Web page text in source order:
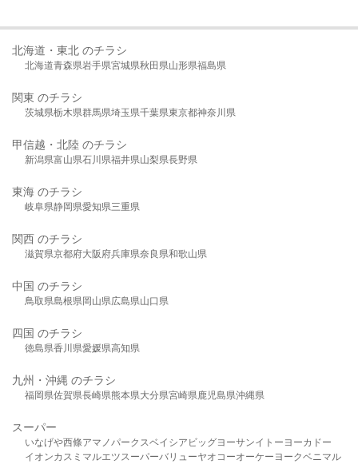
北海道・東北 のチラシ
北海道青森県岩手県宮城県秋田県山形県福島県
関東 のチラシ
茨城県栃木県群馬県埼玉県千葉県東京都神奈川県
甲信越・北陸 のチラシ
新潟県富山県石川県福井県山梨県長野県
東海 のチラシ
岐阜県静岡県愛知県三重県
関西 のチラシ
滋賀県京都府大阪府兵庫県奈良県和歌山県
中国 のチラシ
鳥取県島根県岡山県広島県山口県
四国 のチラシ
徳島県香川県愛媛県高知県
九州・沖縄 のチラシ
福岡県佐賀県長崎県熊本県大分県宮崎県鹿児島県沖縄県
スーパー
いなげや西條アマノパークスベイシア ビッグヨーサンイトーヨーカドー
イオンカスミ マルエツスーパーバリューヤオコーオーケー ヨークベニマル